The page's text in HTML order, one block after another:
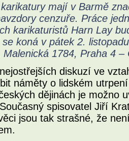
mají v Barmě
cenzuře. Práce
karikaturistů Harn Lay
se koná v pátek 2.
Malenická 1784, Praha 4 –
diskuzí ve
náměty o lidském
dějinách je možno
spisovatel Jiří
jsou tak strašné, že